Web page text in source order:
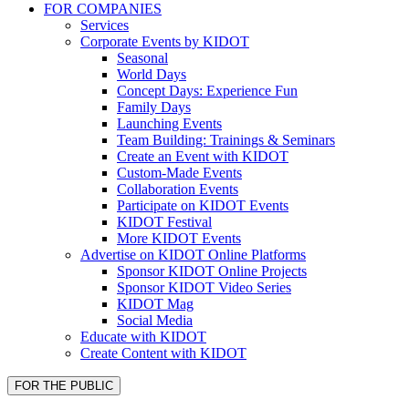
FOR COMPANIES
Services
Corporate Events by KIDOT
Seasonal
World Days
Concept Days: Experience Fun
Family Days
Launching Events
Team Building: Trainings & Seminars
Create an Event with KIDOT
Custom-Made Events
Collaboration Events
Participate on KIDOT Events
KIDOT Festival
More KIDOT Events
Advertise on KIDOT Online Platforms
Sponsor KIDOT Online Projects
Sponsor KIDOT Video Series
KIDOT Mag
Social Media
Educate with KIDOT
Create Content with KIDOT
FOR THE PUBLIC